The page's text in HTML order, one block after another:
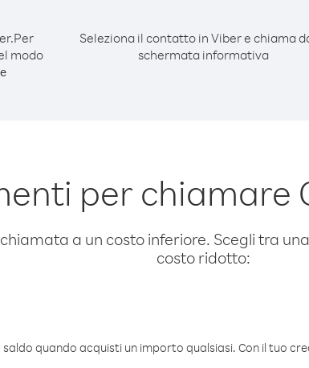
Per
modo
Seleziona il contatto in Viber e chiama
schermata informativa
per chiamare
a un costo inferiore. Scegli tra
costo ridotto:
quando acquisti un importo qualsiasi. Con il tuo